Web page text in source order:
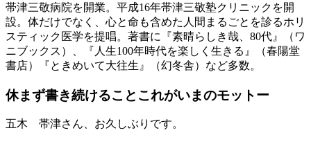
帯津三敬病院を開業。平成16年帯津三敬塾クリニックを開
設。体だけでなく、心と命も含めた人間まるごとを診るホリ
スティック医学を提唱。著書に『素晴らしき哉、80代』（ワ
ニブックス）、『人生100年時代を楽しく生きる』（春陽堂
書店）『ときめいて大往生』（幻冬舎）など多数。
休まず書き続けること これがいまのモットー
五木 帯津さん、お久しぶりです。